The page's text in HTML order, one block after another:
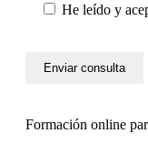
Formación online
He leído y